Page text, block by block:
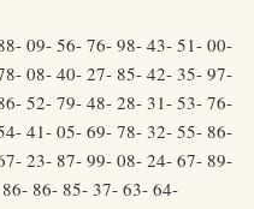
09- 56- 76- 98- 43- 51- 00-
08- 40- 27- 85- 42- 35- 97-
52- 79- 48- 28- 31- 53- 76-
41- 05- 69- 78- 32- 55- 86-
23- 87- 99- 08- 24- 67- 89-
86- 85- 37- 63- 64-